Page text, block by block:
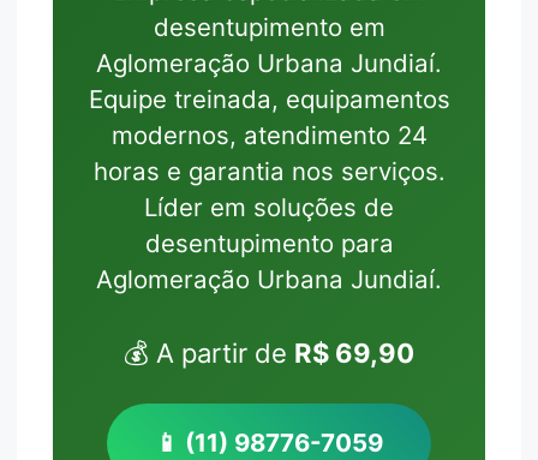
desentupimento em
Aglomeração Urbana Jundiaí.
Equipe treinada, equipamentos
modernos, atendimento 24
horas e garantia nos serviços.
Líder em soluções de
desentupimento para
Aglomeração Urbana Jundiaí.
💰 A partir de R$ 69,90
📱 (11) 98776-7059